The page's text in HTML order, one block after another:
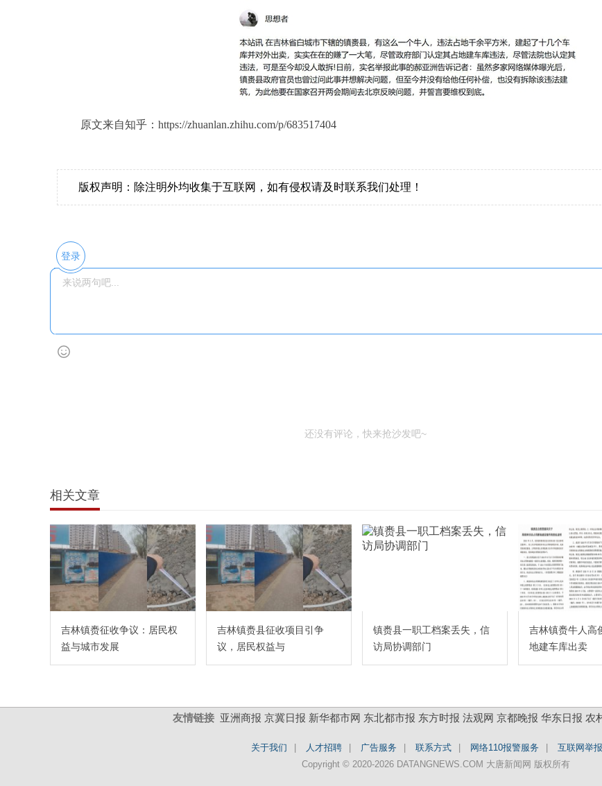
原文来自知乎：https://zhuanlan.zhihu.com/p/683517404
版权声明：除注明外均收集于互联网，如有侵权请及时联系我们处理！
登录
还没有评论，快来抢沙发吧~
相关文章
吉林镇赉征收争议：居民权
益与城市发展
吉林镇赉县征收项目引争
议，居民权益与
镇赉县一职工档案丢失，信
访局协调部门
吉林镇赉牛人高
地建车库出卖
友情链接 亚洲商报 京冀日报 新华都市网 东北都市报 东方时报 法观网 京都晚报 华东日报 农
关于我们 人才招聘 广告服务 联系方式 网络110报警服务
互联网举
Copyright © 2020-2026 DATANGNEWS.COM 大唐新闻网 版权所有